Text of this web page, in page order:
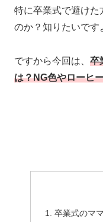
特に卒業式で避けた
のか？知りたいです
ですから今回は、 卒
は？NG色やローヒ
卒業式のマ